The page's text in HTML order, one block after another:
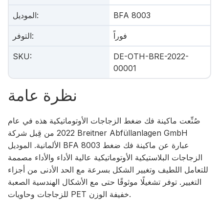
الموديل: BFA 8003
التوفر: فوراً
SKU:
DE-OTH-BRE-2022-
00001
نظرة عامة
صُنِّعت ماكينة فك ضغط الزجاجات الأوتوماتيكية هذه في عام
2022 من قِبل شركة Breitner Abfüllanlagen GmbH
الألمانية. الموديل BFA 8003 عبارة عن ماكينة فك ضغط
الزجاجات البلاستيكية الأوتوماتيكية عالية الأداء والأداء مصممة
للتعامل اللطيف وتغيير الشكل بسرعة مع الحد الأدنى من أجزاء
التغيير. توفر تشغيلًا موثوقًا حتى مع الأشكال الهندسية الصعبة
للزجاجات وحاويات PET خفيفة الوزن.